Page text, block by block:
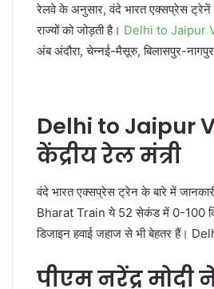
रेलवे के अनुसार, वंदे भारत एक्सप्रेस ट्रेनें
राज्यों को जोड़ती है। Delhi to Jaipur
अंब अंदौरा, चेन्नई-मैसूरु, बिलासपुर-
Delhi to Jaipur
केंद्रीय रेल मंत्री
वंदे भारत एक्सप्रेस ट्रेन के बारे में
Bharat Train ये 52 सेकंड में 0-100
डिजाइन हवाई जहाज से भी बेहतर हैं।
पीएम नरेंद्र मोदी